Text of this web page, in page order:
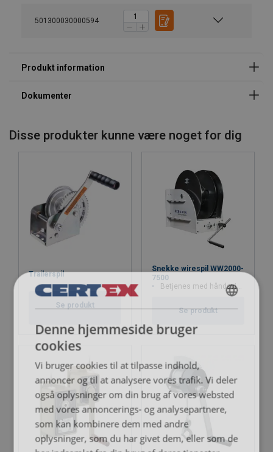
501300030000594
Bemærk:
Advarsel:
Sikkerhedsfaktor:
Brugsanvisninger
Brugsanvisning - CE-Theatre-winch-TW300-1.pdf
Disse produkter kunne være noget for dig
Trailerspil
Se produkt
Snekke wirespil WW2000-
7500
Betjenes med håndsving
Se produkt
DANISH
ENGLISH TRANSLATION
Denne hjemmeside bruger
cookies
Vi bruger cookies til at tilpasse indhold,
annoncer og til at analysere vores trafik. Vi deler
også oplysninger om din brug af vores websted
med vores annoncerings- og analysepartnere,
som kan kombinere dem med andre
oplysninger, som du har givet dem, eller som de